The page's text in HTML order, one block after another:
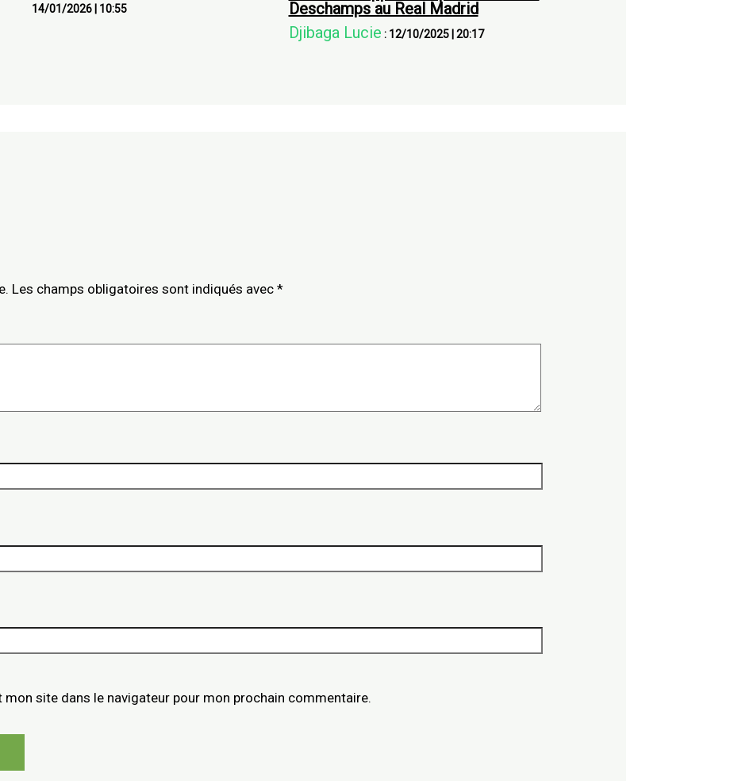
14/01/2026| 10:55
Deschamps au Real Madrid
Djibaga Lucie : 12/10/2025| 20:17
Les champs obligatoires sont indiqués avec*
site dans le navigateur pour mon prochain commentaire.